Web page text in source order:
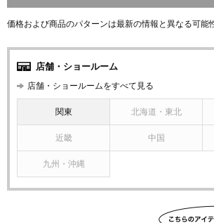
価格および商品のパターンは最新の情報と異なる可能
店舗・ショールーム
店舗・ショールームをすべて見る
関東 北海道・東北
近畿 中国
九州・沖縄